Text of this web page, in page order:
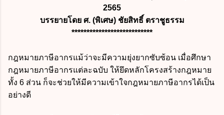
2565
บรรยายโดย ศ. (พิเศษ) ชัยสิทธิ์ ตราชูธรรม
***************************
กฎหมายภาษีอากรแม้ว่าจะมีความยุ่งยากซับซ้อน เมื่อศึกษา
กฎหมายภาษีอากรแต่ละฉบับ ให้ยึดหลักโครงสร้างกฎหมาย
ทั้ง 6 ส่วน ก็จะช่วยให้มีความเข้าใจกฎหมายภาษีอากรได้เป็น
อย่างดี